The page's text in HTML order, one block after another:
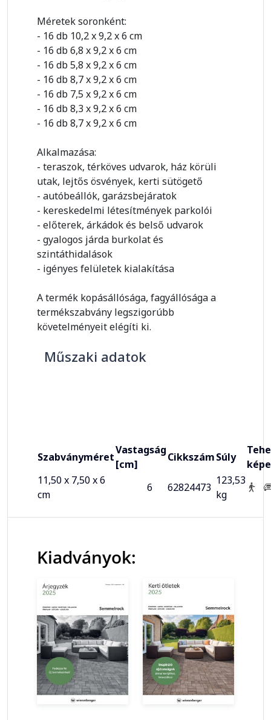
Méretek soronként:
- 16 db 10,2 x 9,2 x 6 cm
- 16 db 6,8 x 9,2 x 6 cm
- 16 db 5,8 x 9,2 x 6 cm
- 16 db 8,7 x 9,2 x 6 cm
- 16 db 7,5 x 9,2 x 6 cm
- 16 db 8,3 x 9,2 x 6 cm
- 16 db 8,7 x 9,2 x 6 cm
Alkalmazása:
- teraszok, térköves udvarok, ház körüli
utak, lejtős ösvények, kerti sütögető
- autóbeállók, garázsbejáratok
- kereskedelmi létesítmények parkolói
- előterek, árkádok és belső udvarok
- gyalogos járda burkolat és
szintáthidalások
- igényes felületek kialakítása
A termék kopásállósága, fagyállósága a
termékszabvány legszigorúbb
követelményeit elégíti ki.
Műszaki adatok
Szabványméret
Vastagság
[cm]
CikkszámSúly
11,50 x 7,50 x 6
cm
6 62824473
123,53
kg
Kiadványok: